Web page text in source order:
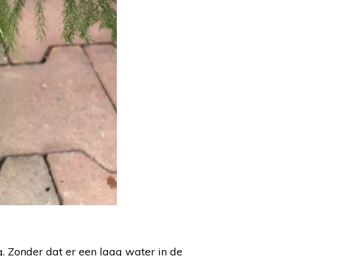
Zonder dat er een laag water in de